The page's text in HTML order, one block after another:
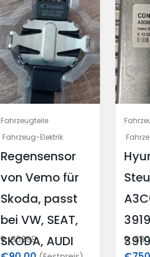
Fahrzeugteile
Fahrzeug-Elektrik
Regensensor
von Vemo für
Skoda, passt
bei VW, SEAT,
SKODA, AUDI
86399